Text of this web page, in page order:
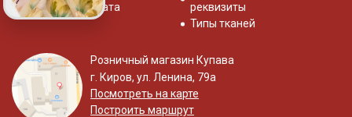
Доставка и оплата
реквизиты
Типы тканей
Розничный магазин Купава
г. Киров, ул. Ленина, 79а
Посмотреть на карте
Построить маршрут